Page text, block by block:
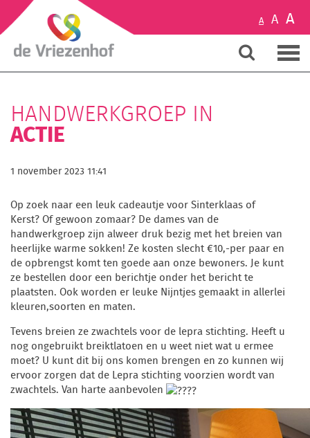
A A A
HANDWERKGROEP IN
ACTIE
1 november 2023 11:41
Op zoek naar een leuk cadeautje voor Sinterklaas of
Kerst? Of gewoon zomaar? De dames van de
handwerkgroep zijn alweer druk bezig met het breien van
heerlijke warme sokken! Ze kosten slecht €10,-per paar en
de opbrengst komt ten goede aan onze bewoners. Je kunt
ze bestellen door een berichtje onder het bericht te
plaatsten. Ook worden er leuke Nijntjes gemaakt in allerlei
kleuren,soorten en maten.
Tevens breien ze zwachtels voor de lepra stichting. Heeft u
nog ongebruikt breiktlatoen en u weet niet wat u ermee
moet? U kunt dit bij ons komen brengen en zo kunnen wij
ervoor zorgen dat de Lepra stichting voorzien wordt van
zwachtels. Van harte aanbevolen